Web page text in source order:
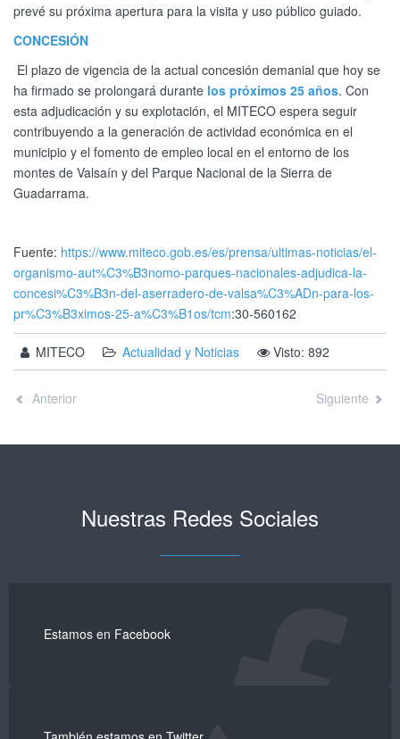
prevé su próxima apertura para la visita y uso público guiado.
CONCESIÓN
El plazo de vigencia de la actual concesión demanial que hoy se
ha firmado se prolongará durante los próximos 25 años. Con
esta adjudicación y su explotación, el MITECO espera seguir
contribuyendo a la generación de actividad económica en el
municipio y el fomento de empleo local en el entorno de los
montes de Valsaín y del Parque Nacional de la Sierra de
Guadarrama.
Fuente: https://www.miteco.gob.es/es/prensa/ultimas-noticias/el-
organismo-aut%C3%B3nomo-parques-nacionales-adjudica-la-
concesi%C3%B3n-del-aserradero-de-valsa%C3%ADn-para-los-
pr%C3%B3ximos-25-a%C3%B1os/tcm:30-560162
MITECO Actualidad y Noticias Visto: 892
Anterior Siguiente
Nuestras Redes Sociales
Estamos en Facebook